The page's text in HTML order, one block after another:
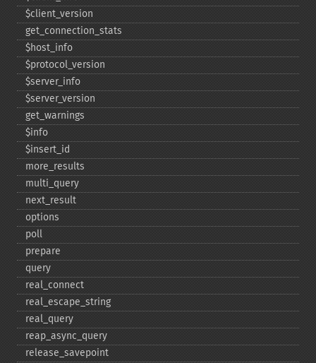
$client_​version
get_​connection_​stats
$host_​info
$protocol_​version
$server_​info
$server_​version
get_​warnings
$info
$insert_​id
more_​results
multi_​query
next_​result
options
poll
prepare
query
real_​connect
real_​escape_​string
real_​query
reap_​async_​query
release_​savepoint